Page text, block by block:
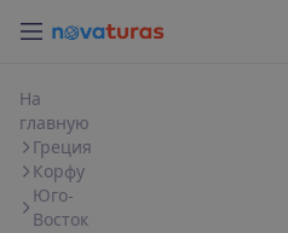
На
главную
Греция
Корфу
Юго-
Восток